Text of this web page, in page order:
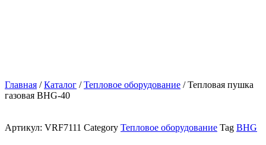
Главная /Каталог /Тепловое оборудование / Тепловая пушка
газовая BHG-40
Артикул: VRF7111 Category Тепловое оборудование Tag BHG